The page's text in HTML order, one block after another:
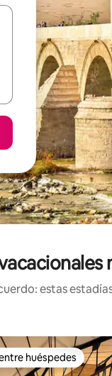
estas
huéspedes
huéspedes